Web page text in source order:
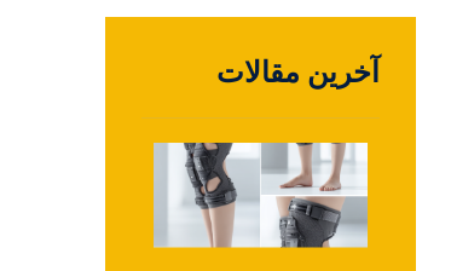
آخرین مقالات